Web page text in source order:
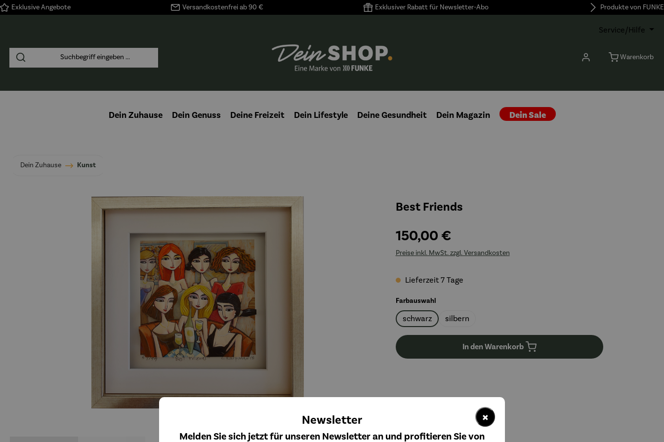
Zur Hauptnavigation springen
Exklusive Angebote Versandkostenfrei ab 90 € Exklusiver Rabatt für Newsletter-Abo Produkte von FUNKE
Service/Hilfe
Warenkorb
Dein Zuhause Dein Genuss Deine Freizeit Dein Lifestyle Deine Gesundheit Dein Magazin Dein Sale
Dein Zuhause Kunst
Bildergalerie überspringen Best Friends
150,00 €
Preise inkl. MwSt. zzgl. Versandkosten
Lieferzeit 7 Tage
Farbauswahlauswählen
schwarz silbern
In den Warenkorb
×
Newsletter
Melden Sie sich jetzt für unseren Newsletter an und profitieren Sie von